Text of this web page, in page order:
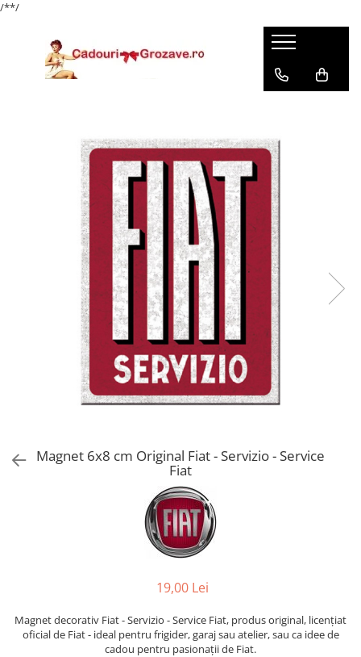
/**/
Magnet 6x8 cm Original Fiat - Servizio - Service
Fiat
19,00 Lei
Magnet decorativ Fiat - Servizio - Service Fiat, produs original, licențiat
oficial de Fiat - ideal pentru frigider, garaj sau atelier, sau ca idee de
cadou pentru pasionații de Fiat.